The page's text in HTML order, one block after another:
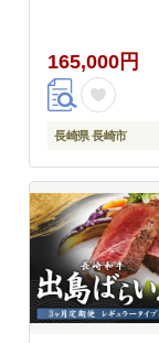
ウトドア サー
ロック ヒレ 長
崎市
165,000円
長崎県 長崎市